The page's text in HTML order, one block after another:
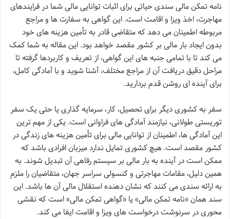
نامه تمکن مالی سندی حیاتی برای اثبات توانایی مالی شما در فرایندهای
مهاجرت، اخذ ویزا و اقامت است. این گواهی به سفارت ها و مراجع
مربوطه اطمینان می دهد که متقاضی قادر به تأمین هزینه های خود
بدون ایجاد بار مالی بر کشور مقصد خواهد بود. این مقاله به شما کمک
می کند تا با تمامی جنبه های این گواهی، از تعریف و کاربردها گرفته تا
مراحل دقیق دریافت آن از مراجع مختلف، آشنا شوید و با آمادگی کامل،
برای آینده ای روشن قدم بردارید.
سفر به کشوری دیگر برای تحصیل، کار، سرمایه گذاری یا حتی یک سفر
توریستی طولانی، نیازمند آمادگی های فراوانی است. یکی از مهم ترین
این آمادگی ها، اطمینان از توانایی مالی برای تأمین هزینه های زندگی در
کشور مقصد است. هیچ کشوری تمایل ندارد میزبان افرادی باشد که
ممکن است در آینده به بار مالی بر سیستم رفاهی آن تبدیل شوند. به
همین دلیل، مقامات مهاجرتی و کنسولی سراسر جهان، متقاضیان را ملزم
به ارائه سندی می کنند که نشان دهنده استقلال مالی آن ها باشد. این
سند همان «نامه تمکن مالی» یا «گواهی تمکن مالی» است که نقشی
محوری در سرنوشت درخواست های ویزا و اقامت ایفا می کند.